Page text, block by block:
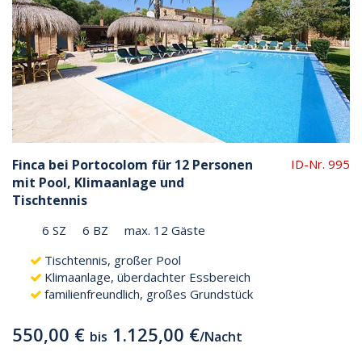
Finca bei Portocolom für 12 Personen
mit Pool, Klimaanlage und
Tischtennis
ID-Nr. 995
6 SZ 6 BZ
max. 12 Gäste
Tischtennis, großer Pool
Klimaanlage, überdachter Essbereich
familienfreundlich, großes Grundstück
550,00 € bis 1.125,00 €/Nacht